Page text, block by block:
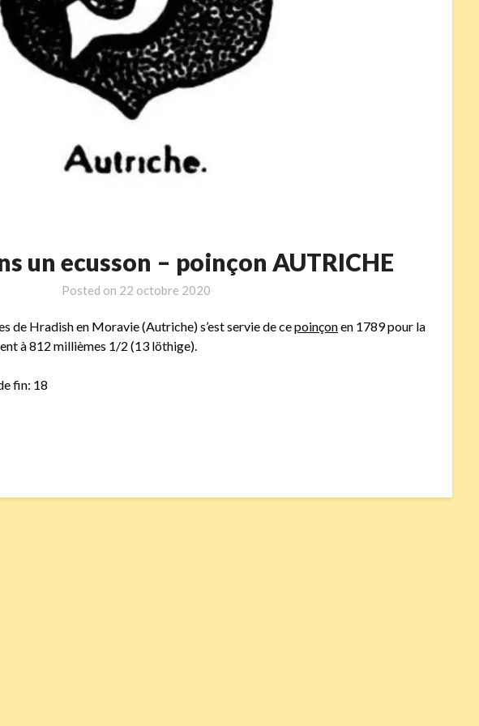
un ecusson – poinçon AUTRICHE
Posted on 22 octobre 2020
de Hradish en Moravie (Autriche) s’est servie de cepoinçonen 1789 pour la
à 812 millièmes 1/2 (13 löthige).
fin: 18